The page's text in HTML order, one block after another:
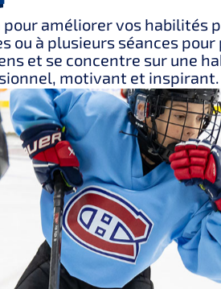
améliorer vos habilités
ou à plusieurs séances
et se concentre sur une
motivant et inspirant.